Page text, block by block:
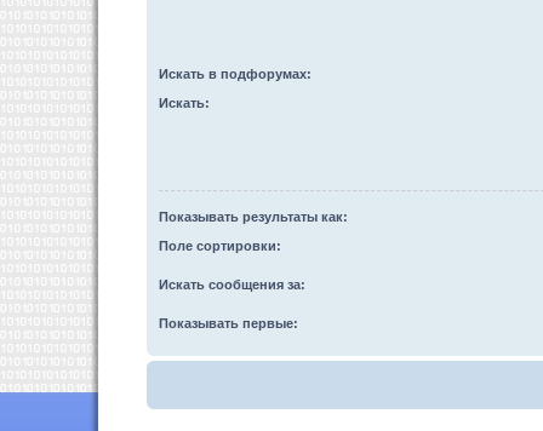
Искать в подфорумах:
Искать:
Показывать результаты как:
Поле сортировки:
Искать сообщения за:
Показывать первые: